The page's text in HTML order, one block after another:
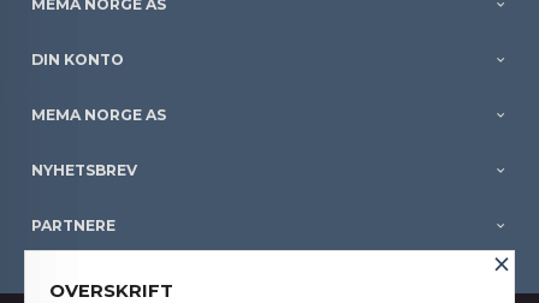
MEMA NORGE AS
DIN KONTO
MEMA NORGE AS
NYHETSBREV
PARTNERE
×
OVERSKRIFT